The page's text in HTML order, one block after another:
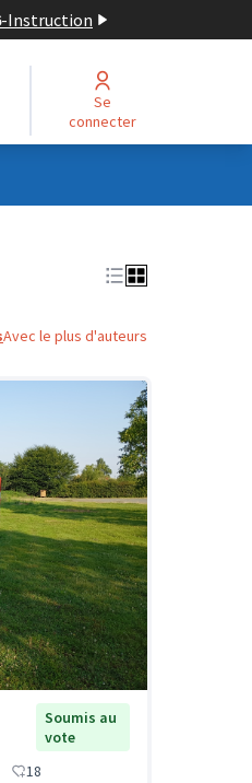
-Instruction
Se
connecter
Avec le plus d'auteurs
Soumis au
vote
18